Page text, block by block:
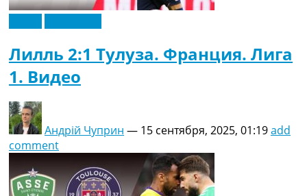
Лилль 2:1 Тулуза. Франция. Лига
1. Видео
Андрій Чуприн — 15 сентября, 2025, 01:19add
comment